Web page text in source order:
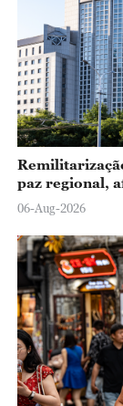
paz regional,
06-Aug-2026